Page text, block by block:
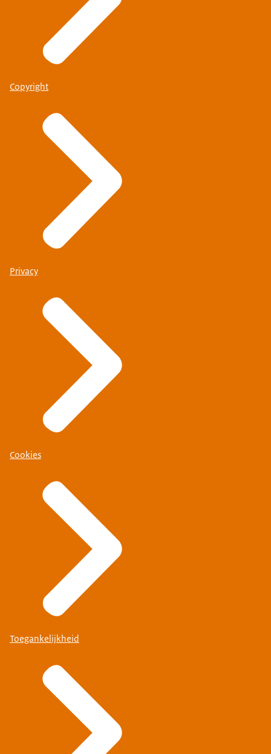
Het acccountteam van links naar rechts: Arzu, Merel, Patty en
Wil jij nieuw talent binnenhalen in jouw organisatie en
Copyright
Privacy
Cookies
Toegankelijkheid